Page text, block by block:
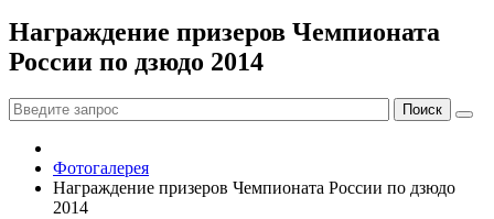
Награждение призеров Чемпионата
России по дзюдо 2014
Фотогалерея
Награждение призеров Чемпионата России по дзюдо
2014